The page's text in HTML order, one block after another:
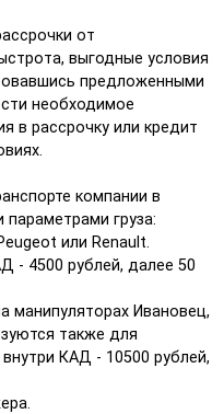
от
выгодные условия
предложенными
необходимое
в рассрочку или кредит
компании в
груза:
или Renault.
- 4500 рублей, далее 50
манипуляторах Ивановец,
также для
КАД - 10500 рублей,